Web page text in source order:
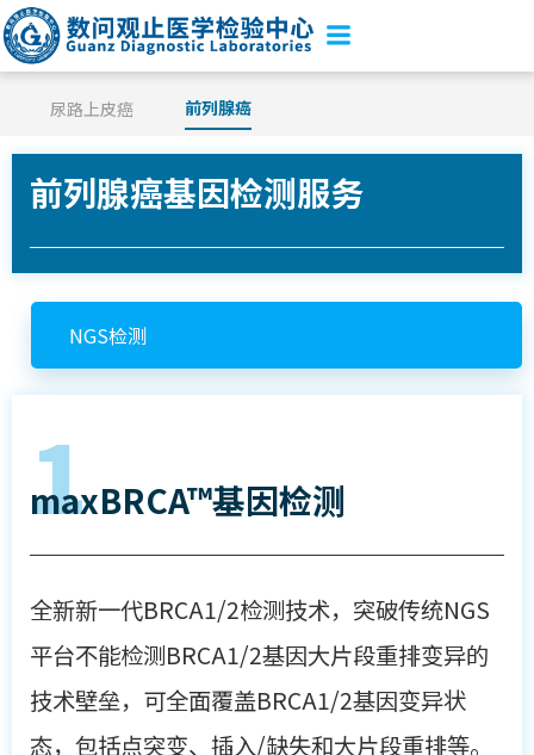
Skip
to
content
前列腺癌
尿路上皮癌
前列腺癌基因检测服务
NGS检测
1
maxBRCA™基因检测
全新新一代BRCA1/2检测技术，突破传统NGS
平台不能检测BRCA1/2基因大片段重排变异的
技术壁垒，可全面覆盖BRCA1/2基因变异状
态，包括点突变、插入/缺失和大片段重排等。